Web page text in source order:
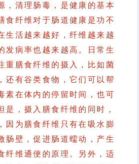
，清理肠毒，是健康的基本
食纤维对于肠道健康是功不
生活越来越好，纤维越来越
发病率也越来越高。日常生
重膳食纤维的摄入，比如菌
还有谷类食物，它们可以帮
素在体内的停留时间，也可
是，摄入膳食纤维的同时，
因为膳食纤维只有在吸水膨
肠壁，促进肠道蠕动，产生
纤维通便的原理。另外，适